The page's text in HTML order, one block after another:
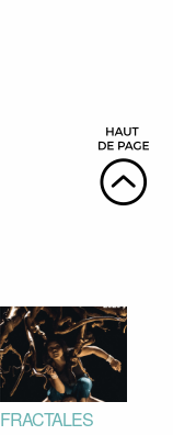
FRACTALES